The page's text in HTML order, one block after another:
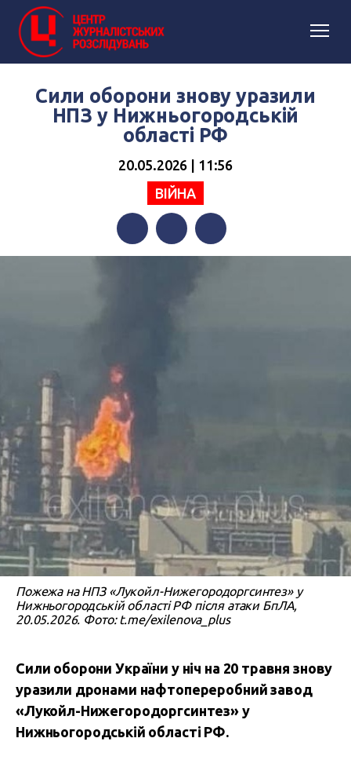
Сили оборони знову уразили
НПЗ у Нижньогородській
області РФ
20.05.2026 | 11:56
ВІЙНА
FacebookTwitterTelegram
Пожежа на НПЗ «Лукойл-Нижегородоргсинтез» у
Нижньогородській області РФ після атаки БпЛА,
20.05.2026. Фото: t.me/exilenova_plus
Сили оборони України у ніч на 20 травня знову
уразили дронами нафтопереробний завод
«Лукойл-Нижегородоргсинтез» у
Нижньогородській області РФ.